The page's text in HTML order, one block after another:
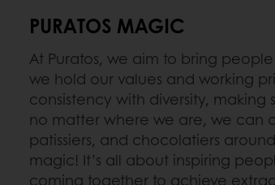
PURATOS MAGIC
At Puratos, we aim to bring
we hold our values and working
consistency with diversity,
no matter where we are, we can
patissiers, and chocolatiers
magic! It’s all about inspiring
coming together to achieve